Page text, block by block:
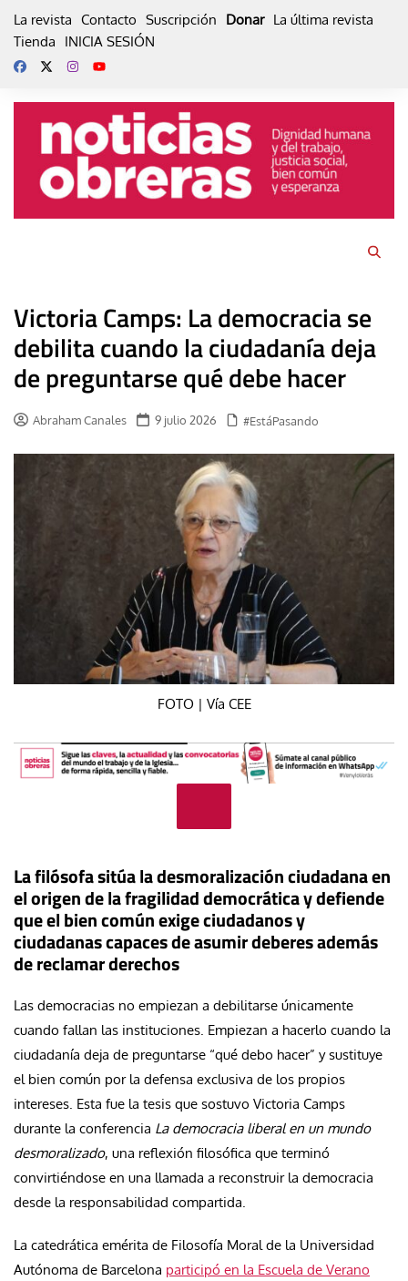
La revista Contacto Suscripción Donar La última revista
Tienda
INICIA SESIÓN
Victoria Camps: La democracia se
debilita cuando la ciudadanía deja
de preguntarse qué debe hacer
Abraham Canales 9 julio 2026 #EstáPasando
FOTO | Vía CEE
La filósofa sitúa la desmoralización ciudadana en
el origen de la fragilidad democrática y defiende
que el bien común exige ciudadanos y
ciudadanas capaces de asumir deberes además
de reclamar derechos
Las democracias no empiezan a debilitarse únicamente
cuando fallan las instituciones. Empiezan a hacerlo cuando la
ciudadanía deja de preguntarse “qué debo hacer” y sustituye
el bien común por la defensa exclusiva de los propios
intereses. Esta fue la tesis que sostuvo Victoria Camps
durante la conferencia La democracia liberal en un mundo
desmoralizado, una reflexión filosófica que terminó
convirtiéndose en una llamada a reconstruir la democracia
desde la responsabilidad compartida.
La catedrática emérita de Filosofía Moral de la Universidad
Autónoma de Barcelona participó en la Escuela de Verano